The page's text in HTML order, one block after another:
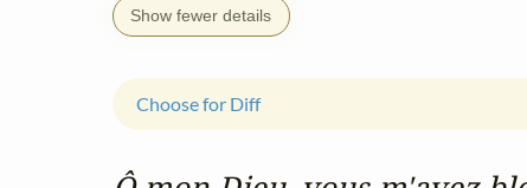
Show fewer details
Choose for Diff